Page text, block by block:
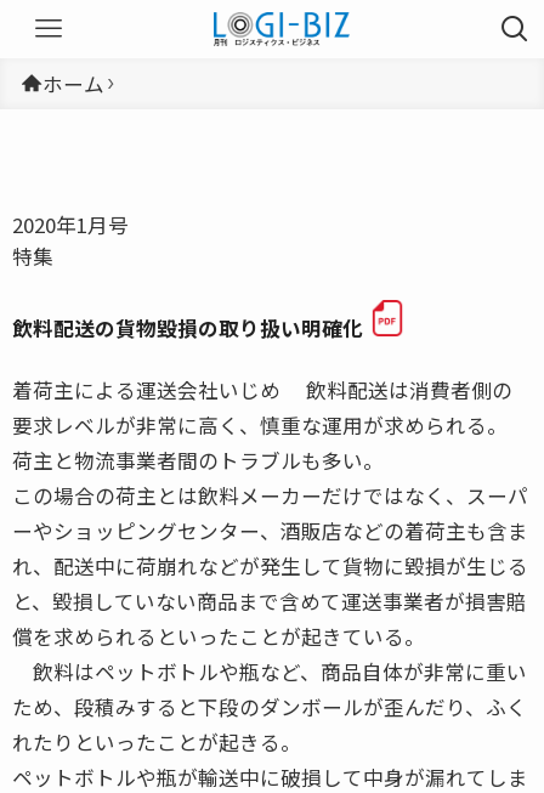
ホーム
2020年1月号
特集
飲料配送の貨物毀損の取り扱い明確化
着荷主による運送会社いじめ 飲料配送は消費者側の
要求レベルが非常に高く、慎重な運用が求められる。
荷主と物流事業者間のトラブルも多い。
この場合の荷主とは飲料メーカーだけではなく、スーパ
ーやショッピングセンター、酒販店などの着荷主も含ま
れ、配送中に荷崩れなどが発生して貨物に毀損が生じる
と、毀損していない商品まで含めて運送事業者が損害賠
償を求められるといったことが起きている。
飲料はペットボトルや瓶など、商品自体が非常に重い
ため、段積みすると下段のダンボールが歪んだり、ふく
れたりといったことが起きる。
ペットボトルや瓶が輸送中に破損して中身が漏れてしま